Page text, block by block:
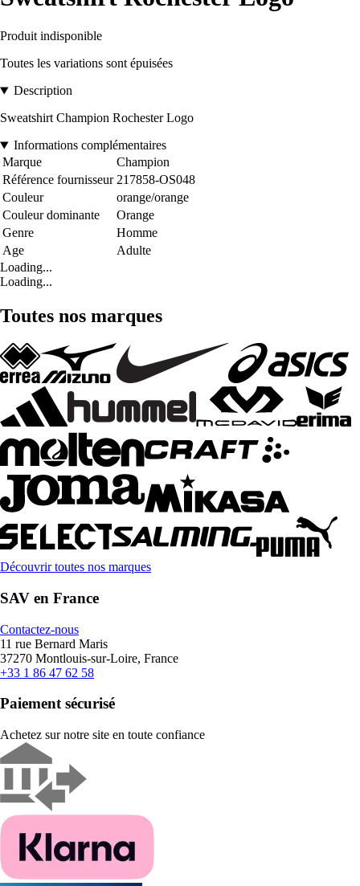
Produit indisponible
Toutes les variations sont épuisées
Description
Sweatshirt Champion Rochester Logo
Informations complémentaires
Marque
Champion
Référence fournisseur 217858-OS048
Couleur
orange/orange
Couleur dominante
Orange
Genre
Homme
Age
Adulte
Loading...
Loading...
Toutes nos marques
Découvrir toutes nos marques
SAV en France
Contactez-nous
11 rue Bernard Maris
37270 Montlouis-sur-Loire, France
+33 1 86 47 62 58
Paiement sécurisé
Achetez sur notre site en toute confiance